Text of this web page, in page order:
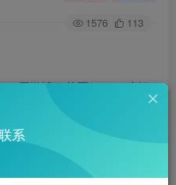
1576 113
原微博@苏夏yuyu，这妹
，抱回家去得让一村子的人
系